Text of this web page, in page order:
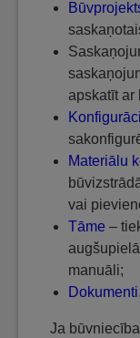
apskatīt ar
Materiālu
vai
Tāme –
manuāli;
Dokumenti.
Ja